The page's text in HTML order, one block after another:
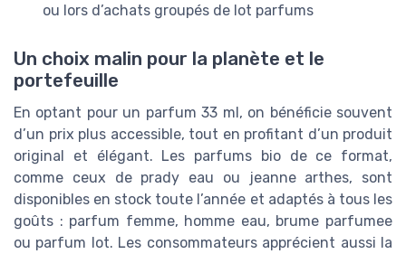
ou lors d’achats groupés de lot parfums
Un choix malin pour la planète et le
portefeuille
En optant pour un parfum 33 ml, on bénéficie souvent
d’un prix plus accessible, tout en profitant d’un produit
original et élégant. Les parfums bio de ce format,
comme ceux de prady eau ou jeanne arthes, sont
disponibles en stock toute l’année et adaptés à tous les
goûts : parfum femme, homme eau, brume parfumee
ou parfum lot. Les consommateurs apprécient aussi la